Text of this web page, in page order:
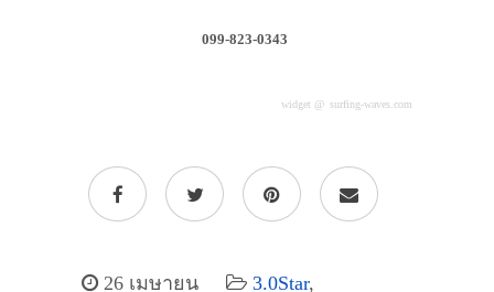
099-823-0343
widget @ surfing-waves.com
26 เมษายน 3.0Star,